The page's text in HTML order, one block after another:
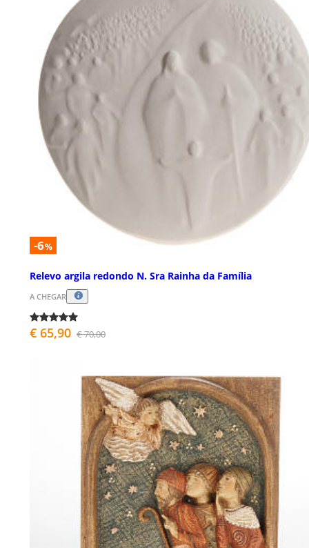
-6%
Relevo argila redondo N. Sra Rainha da Família
A CHEGAR
€ 65,90 € 70,00